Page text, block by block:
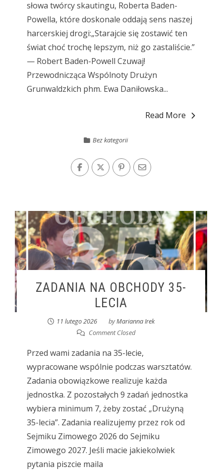
słowa twórcy skautingu, Roberta Baden-
Powella, które doskonale oddają sens naszej
harcerskiej drogi:„Starajcie się zostawić ten
świat choć trochę lepszym, niż go zastaliście.”
— Robert Baden-Powell Czuwaj!
Przewodnicząca Wspólnoty Drużyn
Grunwaldzkich phm. Ewa Daniłowska...
Read More
Bez kategorii
ZADANIA NA OBCHODY 35-
LECIA
11 lutego 2026 byMarianna Irek
Comment Closed
Przed wami zadania na 35-lecie,
wypracowane wspólnie podczas warsztatów.
Zadania obowiązkowe realizuje każda
jednostka. Z pozostałych 9 zadań jednostka
wybiera minimum 7, żeby zostać „Drużyną
35-lecia”. Zadania realizujemy przez rok od
Sejmiku Zimowego 2026 do Sejmiku
Zimowego 2027. Jeśli macie jakiekolwiek
pytania piszcie maila